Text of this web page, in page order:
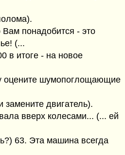
понадобится - это
(...
в итоге - на новое
оцените шумопоглощающие
замените двигатель).
вверх колесами... (... ей
63. Эта машина всегда